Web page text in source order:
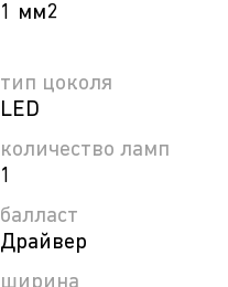
1 мм2
тип цоколя
LED
количество ламп
1
балласт
Драйвер